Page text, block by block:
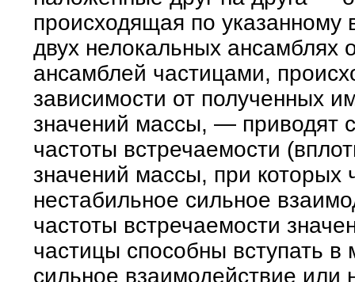
происходящая по указанному
двух нелокальных ансамблях
ансамблей частицами,
зависимости от полученных
значений массы, — приводят
частоты встречаемости
значений массы, при которых
нестабильное сильное
частоты встречаемости
частицы способны вступать
сильное взаимодействие или